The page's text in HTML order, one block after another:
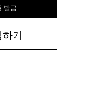
발급
기